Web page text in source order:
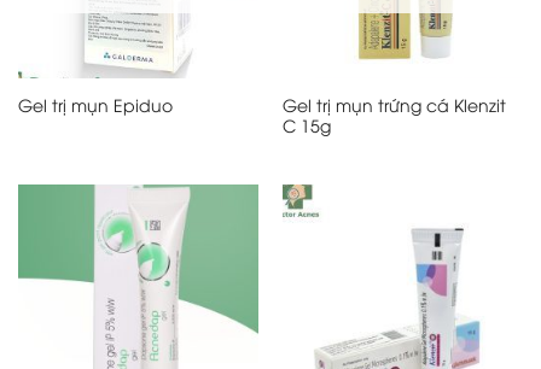
Gel trị mụn Epiduo
Gel trị mụn trứng cá Klenzit
C 15g